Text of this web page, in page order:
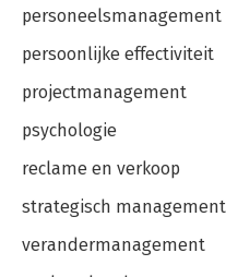
personeelsmanagement
persoonlijke effectiviteit
projectmanagement
psychologie
reclame en verkoop
strategisch management
verandermanagement